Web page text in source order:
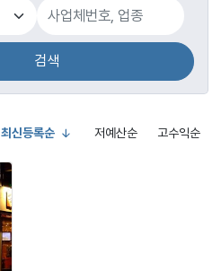
검색
최신등록순 저예산순 고수익순